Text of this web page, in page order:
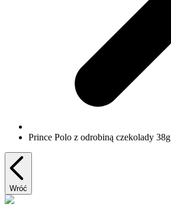
Prince Polo z odrobiną czekolady 38g
Wróć